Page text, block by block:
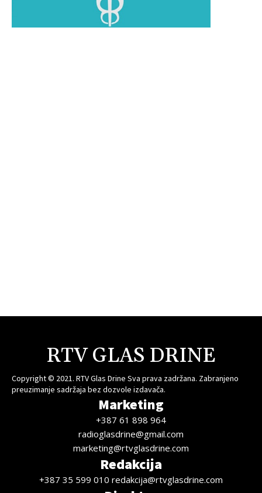
RTV GLAS DRINE
Copyright © 2021. RTV Glas Drine Sva prava zadržana. Zabranjeno
preuzimanje sadržaja bez dozvole izdavača.
Marketing
+387 61 898 964
radioglasdrine@gmail.com
marketing@rtvglasdrine.com
Redakcija
+387 35 599 010 redakcija@rtvglasdrine.com